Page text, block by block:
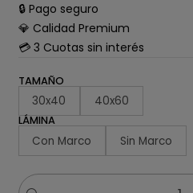
🔒 Pago seguro
💎 Calidad Premium
💳 3 Cuotas sin interés
TAMAÑO
30x40 40x60
LÁMINA
Con Marco Sin Marco